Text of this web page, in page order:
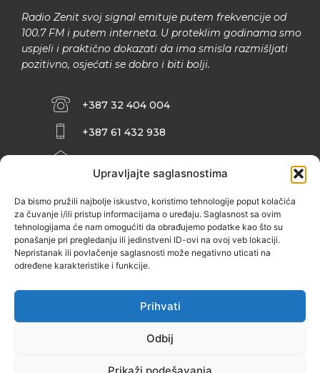
Upravljajte saglasnostima
Da bismo pružili najbolje iskustvo, koristimo tehnologije poput kolačića
za čuvanje i/ili pristup informacijama o uređaju. Saglasnost sa ovim
tehnologijama će nam omogućiti da obrađujemo podatke kao što su
ponašanje pri pregledanju ili jedinstveni ID-ovi na ovoj veb lokaciji.
Nepristanak ili povlačenje saglasnosti može negativno uticati na
određene karakteristike i funkcije.
Prihvati
Odbij
Prikaži podešavanja
Radio Zenit svoj signal emituje putem frekvencije od
100.7 FM i putem interneta. U proteklim godinama smo
uspjeli i praktično dokazati da ima smisla razmišljati
pozitivno, osjećati se dobro i biti bolji.
+387 32 404 004
+387 61 432 938
INFO@ZENIT.BA
ZENIČANKA, 3. SPRAT), 72000 ZENICA